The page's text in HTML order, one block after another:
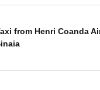
from Henri Coanda